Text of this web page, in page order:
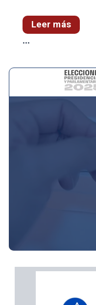
Leer más
...